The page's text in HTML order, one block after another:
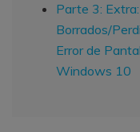
Parte 3:
Borrados/
Error de
Windows 10